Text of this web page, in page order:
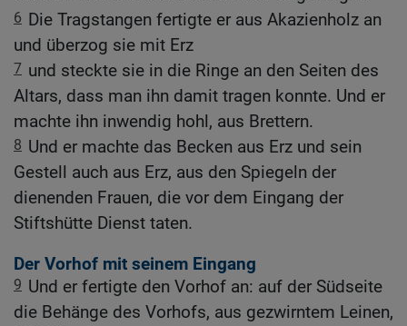
6 Die Tragstangen fertigte er aus Akazienholz an
und überzog sie mit Erz
7 und steckte sie in die Ringe an den Seiten des
Altars, dass man ihn damit tragen konnte. Und er
machte ihn inwendig hohl, aus Brettern.
8 Und er machte das Becken aus Erz und sein
Gestell auch aus Erz, aus den Spiegeln der
dienenden Frauen, die vor dem Eingang der
Stiftshütte Dienst taten.
Der Vorhof mit seinem Eingang
9 Und er fertigte den Vorhof an: auf der Südseite
die Behänge des Vorhofs, aus gezwirntem Leinen,